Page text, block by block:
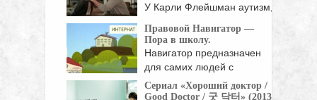
У Карли Флейшман аутизм,
Правовой Навигатор —
Пора в школу.
Навигатор предназначен
для самих людей с
инвалидностью, ...
Сериал «Хороший доктор /
Good Doctor / 굿 닥터» (2013),